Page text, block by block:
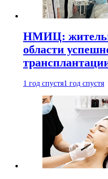
НМИЦ:
области
1 год спустя1 год спустя